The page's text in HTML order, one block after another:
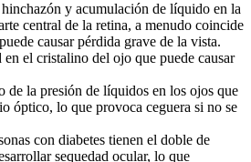
y acumulación de líquido en la
central de la retina, a menudo coincide
causar pérdida grave de la vista.
en el cristalino del ojo que puede causar
de la presión de líquidos en los ojos que
óptico, lo que provoca ceguera si no se
con diabetes tienen el doble de
sequedad ocular, lo que